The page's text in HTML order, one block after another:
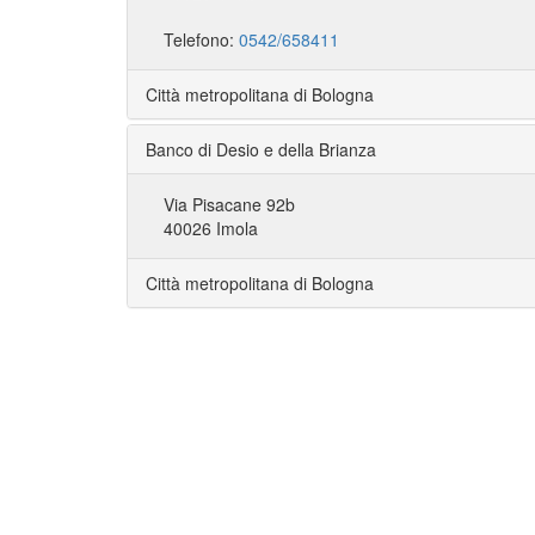
Telefono: 0542/658411
Città metropolitana di Bologna
Banco di Desio e della Brianza
Via Pisacane 92b
40026 Imola
Città metropolitana di Bologna